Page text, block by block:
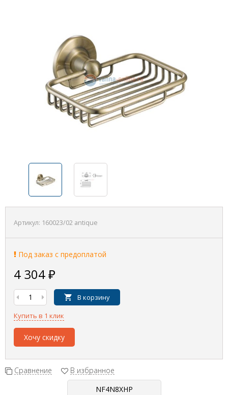
Артикул: 160023/02 antique
Под заказ с предоплатой
4 304₽
В корзину
Купить в 1 клик
Хочу скидку
Сравнение В избранное